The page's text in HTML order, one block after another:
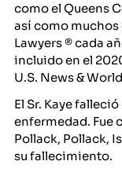
como el Queens
así como
Lawyers ® cada
incluido en el
U.S. News &
El Sr. Kaye
enfermedad. Fue
Pollack, Pollack,
su fallecimiento.